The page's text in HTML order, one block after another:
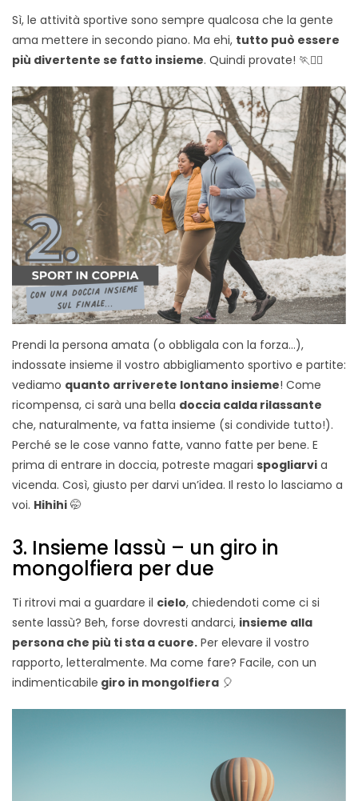
Sì, le attività sportive sono sempre qualcosa che la gente
ama mettere in secondo piano. Ma ehi, tutto può essere
più divertente se fatto insieme. Quindi provate! 🏃🏃‍♀️
Prendi la persona amata (o obbligala con la forza…),
indossate insieme il vostro abbigliamento sportivo e partite:
vediamo quanto arriverete lontano insieme! Come
ricompensa, ci sarà una bella doccia calda rilassante
che, naturalmente, va fatta insieme (si condivide tutto!).
Perché se le cose vanno fatte, vanno fatte per bene. E
prima di entrare in doccia, potreste magari spogliarvi a
vicenda. Così, giusto per darvi un’idea. Il resto lo lasciamo a
voi. Hihihi 🤭
3. Insieme lassù – un giro in
mongolfiera per due
Ti ritrovi mai a guardare il cielo, chiedendoti come ci si
sente lassù? Beh, forse dovresti andarci, insieme alla
persona che più ti sta a cuore. Per elevare il vostro
rapporto, letteralmente. Ma come fare? Facile, con un
indimenticabile giro in mongolfiera 🎈